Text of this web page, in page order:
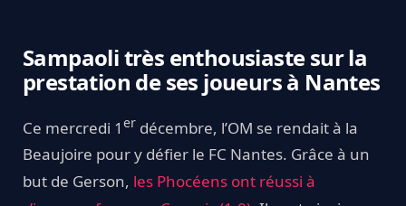
Sampaoli très enthousiaste sur la
prestation de ses joueurs à Nantes
Ce mercredi 1 er décembre, l’OM se rendait à la
Beaujoire pour y défier le FC Nantes. Grâce à un
but de Gerson, les Phocéens ont réussi à